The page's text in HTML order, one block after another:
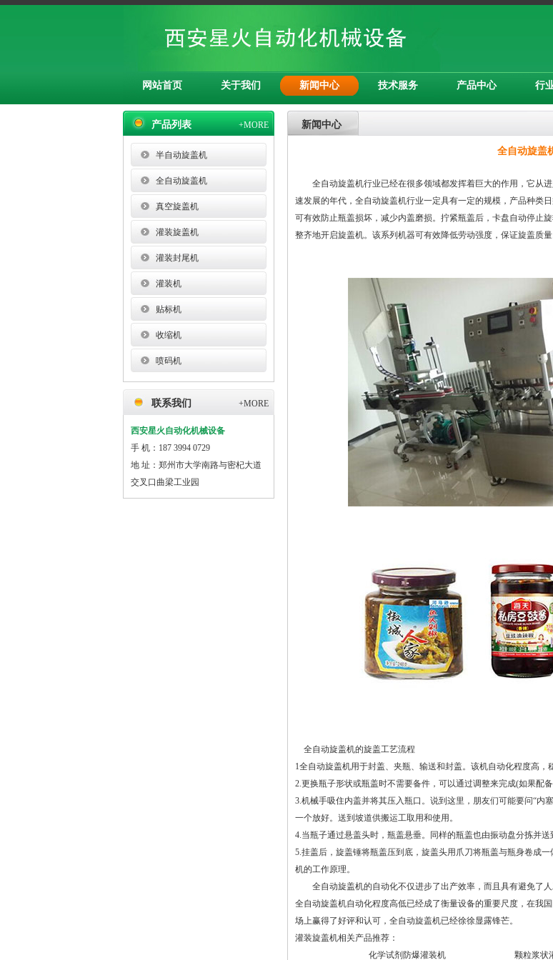
网站首页 关于我们 新闻中心 技术服务 产品中心 行
产品列表 +MORE
半自动旋盖机
全自动旋盖机
真空旋盖机
灌装旋盖机
灌装封尾机
灌装机
贴标机
收缩机
喷码机
联系我们 +MORE
西安星火自动化机械设备
手 机：187 3994 0729
地 址：郑州市大学南路与密杞大道
交叉口曲梁工业园
新闻中心
全自动旋盖
全自动旋盖机行业已经在很多领域都发挥着巨大的作用，它从
速发展的年代，全自动旋盖机行业一定具有一定的规模，产品种类
可有效防止瓶盖损坏，减少内盖磨损。拧紧瓶盖后，卡盘自动停止
整齐地开启旋盖机。该系列机器可有效降低劳动强度，保证旋盖质
全自动旋盖机的旋盖工艺流程
1全自动旋盖机用于封盖、夹瓶、输送和封盖。该机自动化程度高，
2.更换瓶子形状或瓶盖时不需要备件，可以通过调整来完成(如果配
3.机械手吸住内盖并将其压入瓶口。说到这里，朋友们可能要问“内
一个放好。送到坡道供搬运工取用和使用。
4.当瓶子通过悬盖头时，瓶盖悬垂。同样的瓶盖也由振动盘分拣并
5.挂盖后，旋盖锤将瓶盖压到底，旋盖头用爪刀将瓶盖与瓶身卷成
机的工作原理。
全自动旋盖机的自动化不仅进步了出产效率，而且具有避免了
全自动旋盖机自动化程度高低已经成了衡量设备的重要尺度，在我
场上赢得了好评和认可，全自动旋盖机已经徐徐显露锋芒。
灌装旋盖机相关产品推荐：
化学试剂防爆灌装机
颗粒浆状